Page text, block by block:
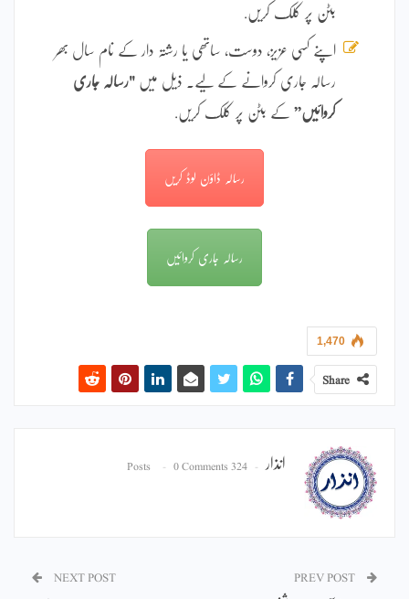
بٹن پر کلک کریں.
اپنے کسی عزیز، دوست، ساتھی یا رشتہ دار کے نام سال بھر
رسالہ جاری کروانے کے لیے۔ ذیل میں "رسالہ جاری
کروائیں” کے بٹن پر کلک کریں.
رسالہ ڈاؤن لوڈ کریں
رسالہ جاری کروائیں
1,470
Share
انذار 324 Posts
0 Comments
NEXT POST